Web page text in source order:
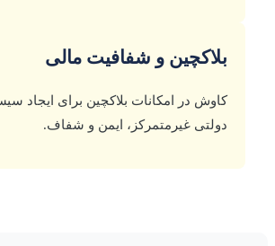
بلاکچین و شفافیت مالی
کاوش در امکانات بلاکچین برای ایجاد
دولتی غیرمتمرکز، ایمن و شفاف.